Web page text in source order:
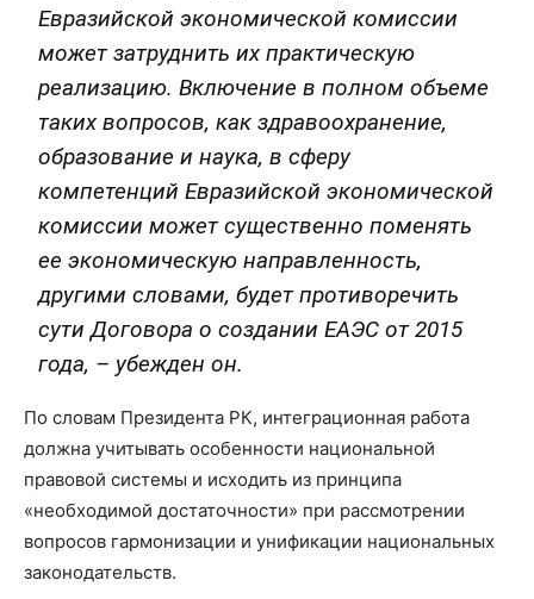
Евразийской экономической комиссии
может затруднить их практическую
реализацию. Включение в полном объеме
таких вопросов, как здравоохранение,
образование и наука, в сферу
компетенций Евразийской экономической
комиссии может существенно поменять
ее экономическую направленность,
другими словами, будет противоречить
сути Договора о создании ЕАЭС от 2015
года, – убежден он.
По словам Президента РК, интеграционная работа
должна учитывать особенности национальной
правовой системы и исходить из принципа
«необходимой достаточности» при рассмотрении
вопросов гармонизации и унификации национальных
законодательств.